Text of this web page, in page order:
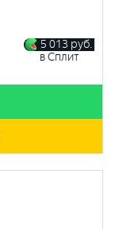
5 013 руб.
в Сплит